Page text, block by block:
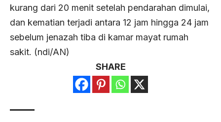
kurang dari 20 menit setelah pendarahan dimulai,
dan kematian terjadi antara 12 jam hingga 24 jam
sebelum jenazah tiba di kamar mayat rumah
sakit. (ndi/AN)
SHARE